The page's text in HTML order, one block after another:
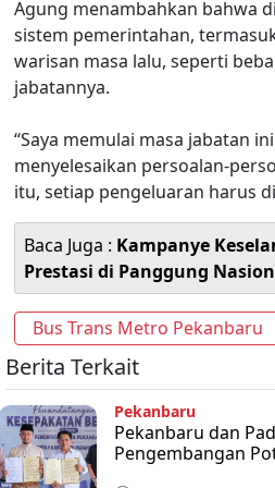
Agung menambahkan bahwa
sistem pemerintahan,
warisan masa lalu, seperti
jabatannya.
“Saya memulai masa jabatan
menyelesaikan persoalan-
itu, setiap pengeluaran harus
Baca Juga : Kampanye
Prestasi di Panggung
Bus Trans Metro Pekanbaru
Berita Terkait
Pekanbaru
Pekanbaru dan
Pengembangan